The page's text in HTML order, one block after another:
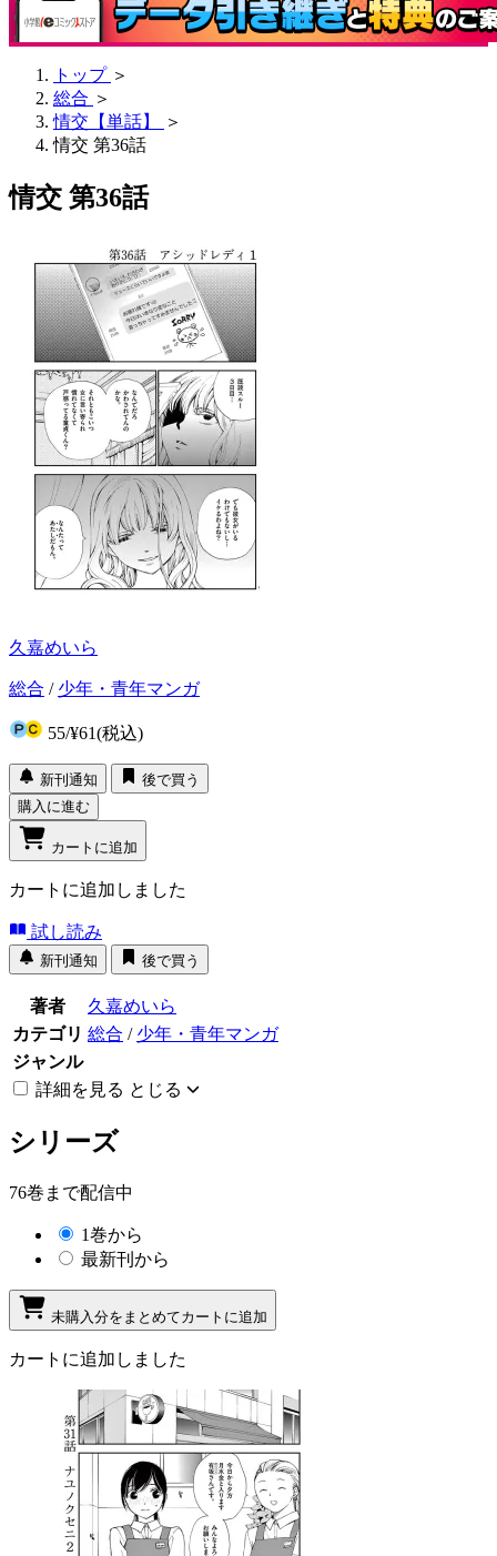
トップ ＞
総合 ＞
情交【単話】
＞
情交 第36話
情交 第36話
久嘉めいら
総合 / 少年・青年マンガ
55/¥61(税込)
新刊通知
後で買う
購入に進む
カートに追加
カートに追加しました
試し読み
新刊通知 後で買う
著者
久嘉めいら
カテゴリ 総合 / 少年・青年マンガ
ジャンル
詳細を見る とじる
シリーズ
76巻まで配信中
1巻から
最新刊から
未購入分をまとめてカートに追加
カートに追加しました